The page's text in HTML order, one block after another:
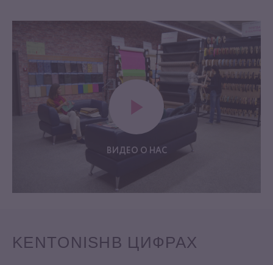
ВИДЕО О НАС
KENTONISH В ЦИФРАХ